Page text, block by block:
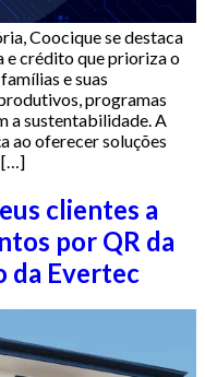
Coocique se destaca
e crédito que prioriza o
e suas
programas
a sustentabilidade. A
ao oferecer soluções
[…]
clientes a
por QR da
da Evertec